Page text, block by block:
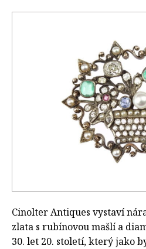
Cinolter Antiques vystaví
zlata s rubínovou mašlí a
30. let 20. století, který jako